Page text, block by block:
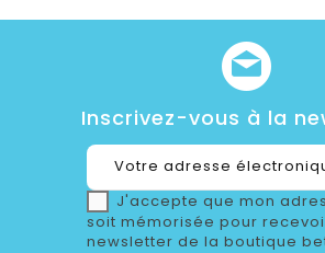
Inscrivez-vous à la
J'accepte que mon
soit mémorisée pour
newsletter de la boutique